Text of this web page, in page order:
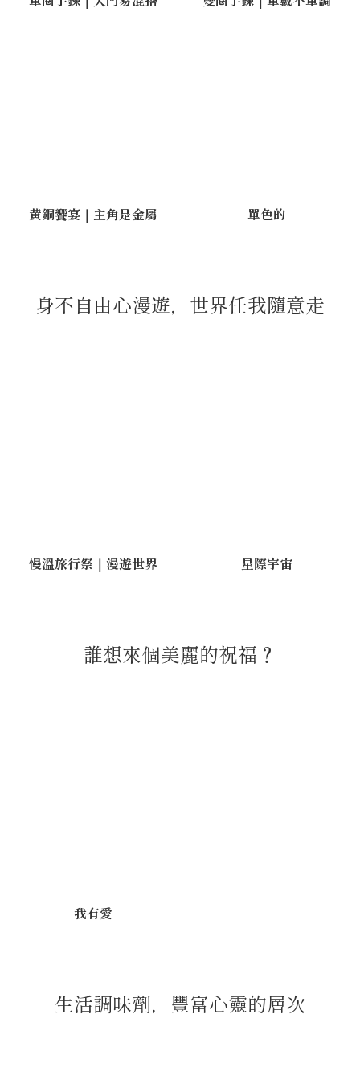
黃銅饗宴｜主角是金屬 單色的
身不自由心漫遊，世界任我隨意走
慢溫旅行祭｜漫遊世界 星際宇宙
誰想來個美麗的祝福？
我有愛
生活調味劑，豐富心靈的層次